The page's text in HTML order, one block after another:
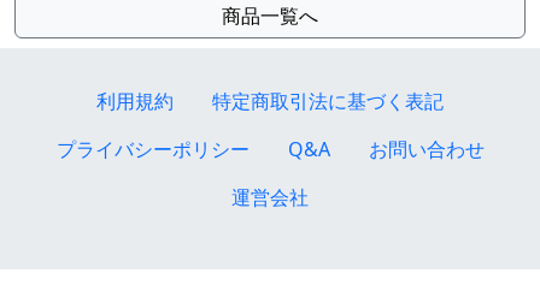
商品一覧へ
利用規約
特定商取引法に基づく表記
プライバシーポリシー
Q&A
お問い合わせ
運営会社